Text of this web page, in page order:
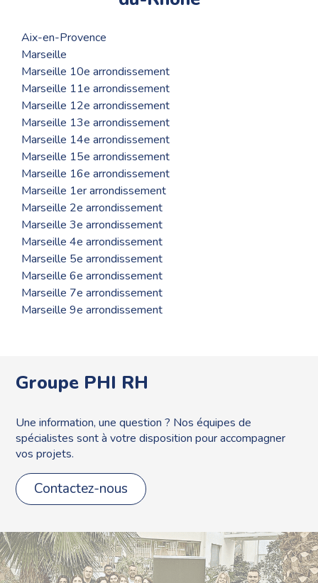
Aix-en-Provence
Marseille
Marseille 10e arrondissement
Marseille 11e arrondissement
Marseille 12e arrondissement
Marseille 13e arrondissement
Marseille 14e arrondissement
Marseille 15e arrondissement
Marseille 16e arrondissement
Marseille 1er arrondissement
Marseille 2e arrondissement
Marseille 3e arrondissement
Marseille 4e arrondissement
Marseille 5e arrondissement
Marseille 6e arrondissement
Marseille 7e arrondissement
Marseille 9e arrondissement
Groupe PHI RH
Une information, une question ? Nos équipes de
spécialistes sont à votre disposition pour accompagner
vos projets.
Contactez-nous